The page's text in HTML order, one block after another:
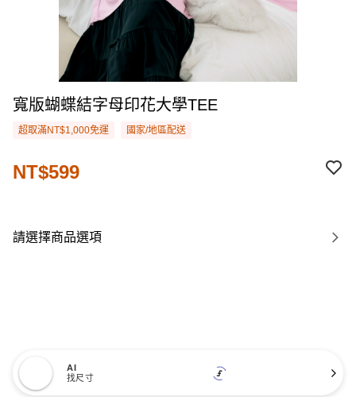
寬版蝴蝶結字母印花大學TEE
超取滿NT$1,000免運 國家/地區配送
NT$599
請選擇商品選項
AI
找尺寸